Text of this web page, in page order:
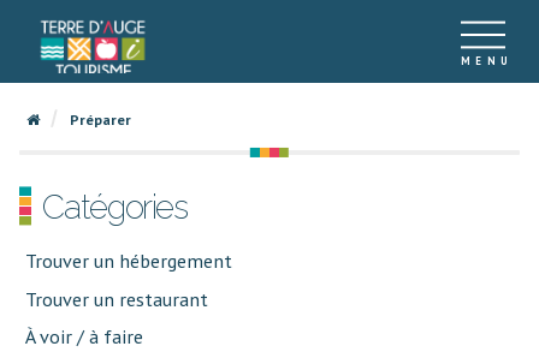
Préparer
Catégories
Trouver un hébergement
Trouver un restaurant
À voir / à faire